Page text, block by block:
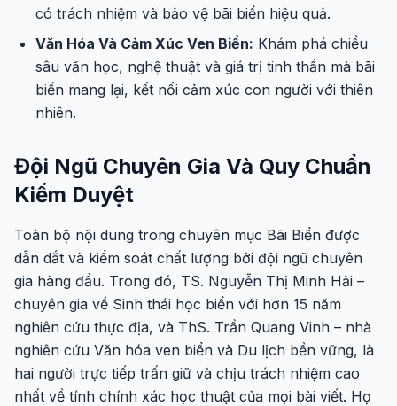
có trách nhiệm và bảo vệ bãi biển hiệu quả.
Văn Hóa Và Cảm Xúc Ven Biển: Khám phá chiều
sâu văn học, nghệ thuật và giá trị tinh thần mà bãi
biển mang lại, kết nối cảm xúc con người với thiên
nhiên.
Đội Ngũ Chuyên Gia Và Quy Chuẩn
Kiểm Duyệt
Toàn bộ nội dung trong chuyên mục Bãi Biển được
dẫn dắt và kiểm soát chất lượng bởi đội ngũ chuyên
gia hàng đầu. Trong đó, TS. Nguyễn Thị Minh Hải –
chuyên gia về Sinh thái học biển với hơn 15 năm
nghiên cứu thực địa, và ThS. Trần Quang Vinh – nhà
nghiên cứu Văn hóa ven biển và Du lịch bền vững, là
hai người trực tiếp trấn giữ và chịu trách nhiệm cao
nhất về tính chính xác học thuật của mọi bài viết. Họ